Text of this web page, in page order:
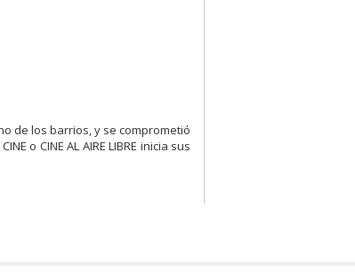
de los barrios, y se comprometió
o CINE AL AIRE LIBRE inicia sus